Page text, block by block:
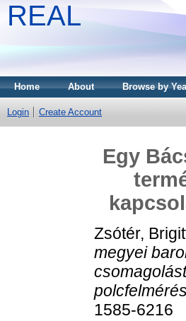
REAL
Home About Browse by
Login Create Account
Egy
Zsótér,
megyei
1585-6216